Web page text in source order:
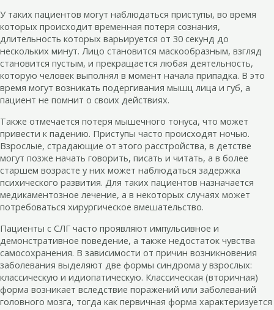
У таких пациентов могут наблюдаться приступы, во время
которых происходит временная потеря сознания,
длительность которых варьируется от 30 секунд до
нескольких минут. Лицо становится маскообразным, взгляд
становится пустым, и прекращается любая деятельность,
которую человек выполнял в момент начала припадка. В это
время могут возникать подергивания мышц лица и губ, а
пациент не помнит о своих действиях.
Также отмечается потеря мышечного тонуса, что может
привести к падению. Приступы часто происходят ночью.
Взрослые, страдающие от этого расстройства, в детстве
могут позже начать говорить, писать и читать, а в более
старшем возрасте у них может наблюдаться задержка
психического развития. Для таких пациентов назначается
медикаментозное лечение, а в некоторых случаях может
потребоваться хирургическое вмешательство.
Пациенты с СЛГ часто проявляют импульсивное и
демонстративное поведение, а также недостаток чувства
самосохранения. В зависимости от причин возникновения
заболевания выделяют две формы синдрома у взрослых:
классическую и идиопатическую. Классическая (вторичная)
форма возникает вследствие поражений или заболеваний
головного мозга, тогда как первичная форма характеризуется